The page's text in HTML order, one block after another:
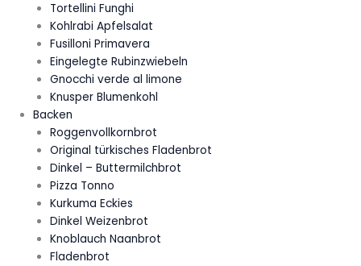
Tortellini Funghi
Kohlrabi Apfelsalat
Fusilloni Primavera
Eingelegte Rubinzwiebeln
Gnocchi verde al limone
Knusper Blumenkohl
Backen
Roggenvollkornbrot
Original türkisches Fladenbrot
Dinkel – Buttermilchbrot
Pizza Tonno
Kurkuma Eckies
Dinkel Weizenbrot
Knoblauch Naanbrot
Fladenbrot